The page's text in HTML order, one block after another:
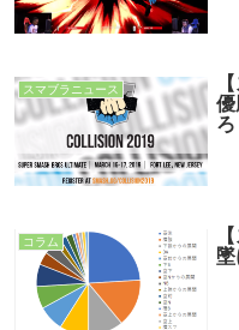
スマブラニュース
優
ろ
コラム